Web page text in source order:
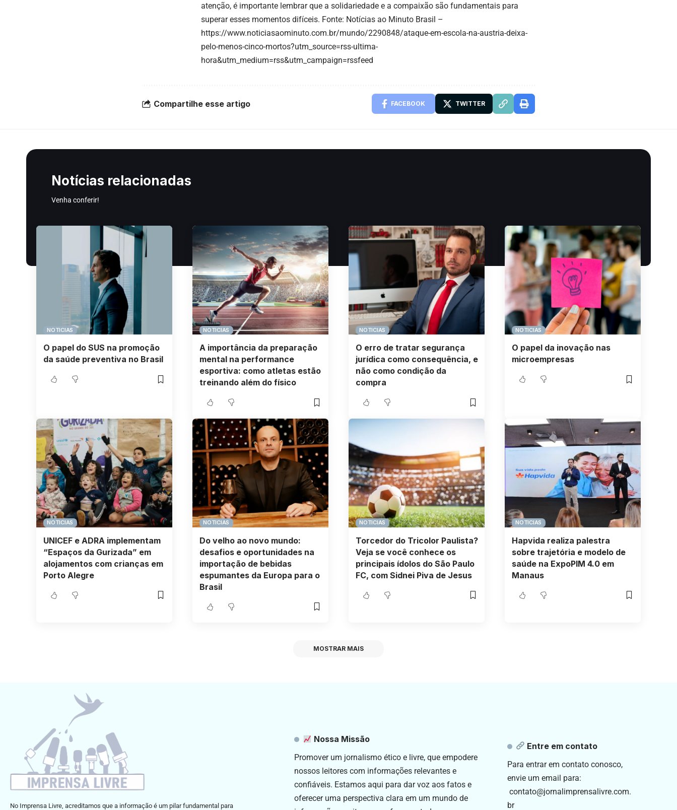
atenção, é importante lembrar que a solidariedade e a compaixão são fundamentais para
superar esses momentos difíceis. Fonte: Notícias ao Minuto Brasil –
https://www.noticiasaominuto.com.br/mundo/2290848/ataque-em-escola-na-austria-deixa-
pelo-menos-cinco-mortos?utm_source=rss-ultima-
hora&utm_medium=rss&utm_campaign=rssfeed
Compartilhe esse artigo FACEBOOK TWITTER
Notícias relacionadas
Venha conferir!
NOTICIAS
O papel do SUS na promoção
da saúde preventiva no Brasil
NOTICIAS
A importância da preparação
mental na performance
esportiva: como atletas estão
treinando além do físico
NOTICIAS
O erro de tratar segurança
jurídica como consequência, e
não como condição da
compra
NOTICIAS
O papel da inovação nas
microempresas
NOTICIAS
UNICEF e ADRA implementam
“Espaços da Gurizada” em
alojamentos com crianças em
Porto Alegre
NOTICIAS
Do velho ao novo mundo:
desafios e oportunidades na
importação de bebidas
espumantes da Europa para o
Brasil
NOTICIAS
Torcedor do Tricolor Paulista?
Veja se você conhece os
principais ídolos do São Paulo
FC, com Sidnei Piva de Jesus
NOTICIAS
Hapvida realiza palestra
sobre trajetória e modelo de
saúde na ExpoPIM 4.0 em
Manaus
MOSTRAR MAIS
No Imprensa Livre, acreditamos que a informação é um pilar fundamental para
Nossa Missão
Promover um jornalismo ético e livre, que empodere
nossos leitores com informações relevantes e
confiáveis. Estamos aqui para dar voz aos fatos e
oferecer uma perspectiva clara em um mundo de
Entre em contato
Para entrar em contato conosco,
envie um email para:
contato@jornalimprensalivre.com.
br